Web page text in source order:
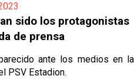
, el Villareal ya
mueve ficha... Las
de La Liga
al grupo en la sesión
sido los protagonistas
de prensa
ante los medios en la
PSV Estadion.